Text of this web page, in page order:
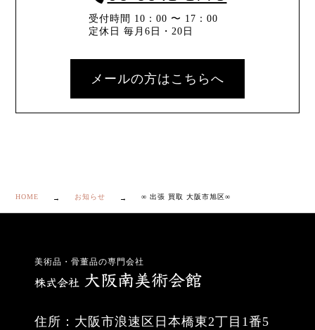
受付時間 10：00 〜 17：00
定休日 毎月6日・20日
メールの方はこちらへ
HOME お知らせ ∞ 出張 買取 大阪市旭区∞
美術品・骨董品の専門会社
住所：大阪市浪速区日本橋東2丁目1番5